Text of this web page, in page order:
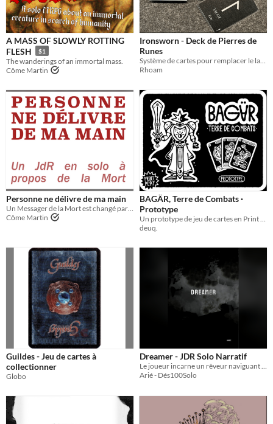
A MASS OF SLOWLY ROTTING
FLESH
$1
The wanderings of an immortal mass.
Côme Martin
Ironsworn - Deck de Pierres de
Runes
Système de cartes pour remplacer le lancement de dés sur 11 tables Ironsworn.
Rhoam
Personne ne délivre de ma main
Côme Martin
BAGÄR, Terre de Combats ·
Prototype
deuq.
Guildes - Jeu de cartes à
collectionner
Globo
Dreamer - JDR Solo Narratif
Arié - Dés100Solo